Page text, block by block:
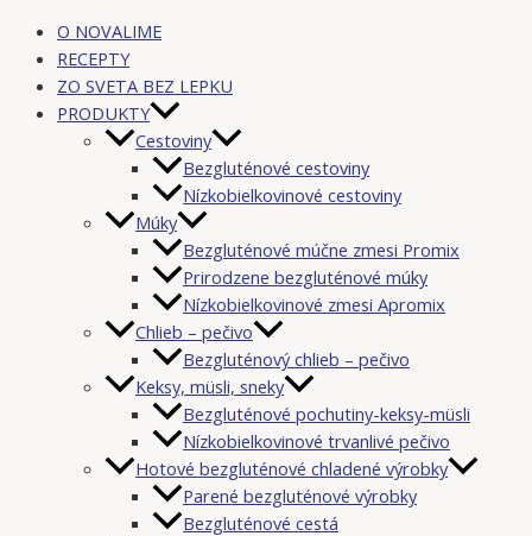
O NOVALIME
RECEPTY
ZO SVETA BEZ LEPKU
PRODUKTY
Cestoviny
Bezgluténové cestoviny
Nízkobielkovinové cestoviny
Múky
Bezgluténové múčne zmesi Promix
Prirodzene bezgluténové múky
Nízkobielkovinové zmesi Apromix
Chlieb – pečivo
Bezgluténový chlieb – pečivo
Keksy, müsli, sneky
Bezgluténové pochutiny-keksy-müsli
Nízkobielkovinové trvanlivé pečivo
Hotové bezgluténové chladené výrobky
Parené bezgluténové výrobky
Bezgluténové cestá